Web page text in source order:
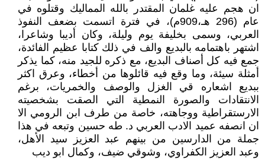
ان هجم عليه غلمان المقتدر بالله المماليك وقتلوه في
عام (296 هـ،909م)، في فترة اتسمت بضعف النفوذ
العربي، وسمى بخليفة يوم وليلة، وكان أديبا وشاعرا،
اشتهر باهتمامه بالبديع والف في ذلك كتابا عظيم الفائدة،
جمع فيه كل أصناف البديع، مع ذكره للجيد منه، كما يذكر
أمثلة سيئة، وما وقع فيه قائلوها من أخطاء، وعرق اكثر
ببديع اشعاره قي الغزل والوصف والخمريات، برغم
الانتقادات والصورة النمطية التي الصقت بشخصيته
الارستقراطية ووجاهته، خاصة من طرف ابن الرومي الا
ان انصفه عميد الادب العربي د. طه حسين وتبعه في هذا
جملة من الدارسين من بينهم عبد العزيز سيد الأهل،
وعبد العزيز الكفراوي، وشوقي ضيف، وكمال ابو ديب